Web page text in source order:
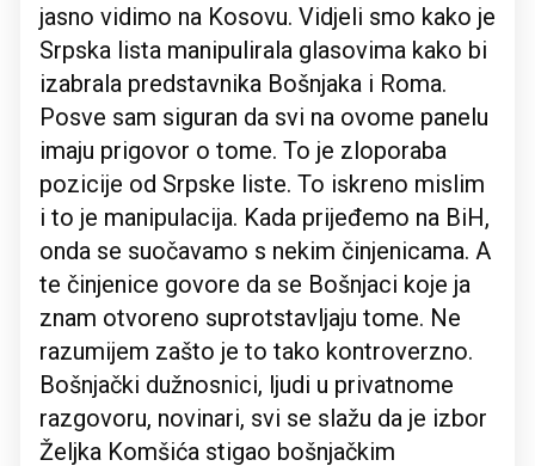
jasno vidimo na Kosovu. Vidjeli smo kako je
Srpska lista manipulirala glasovima kako bi
izabrala predstavnika Bošnjaka i Roma.
Posve sam siguran da svi na ovome panelu
imaju prigovor o tome. To je zloporaba
pozicije od Srpske liste. To iskreno mislim
i to je manipulacija. Kada prijeđemo na BiH,
onda se suočavamo s nekim činjenicama. A
te činjenice govore da se Bošnjaci koje ja
znam otvoreno suprotstavljaju tome. Ne
razumijem zašto je to tako kontroverzno.
Bošnjački dužnosnici, ljudi u privatnome
razgovoru, novinari, svi se slažu da je izbor
Željka Komšića stigao bošnjačkim